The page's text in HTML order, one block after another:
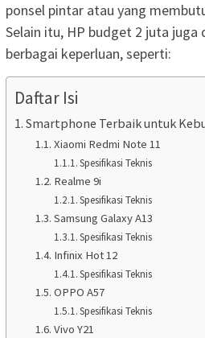
ponsel pintar atau yang
Selain itu, HP budget 2 juta
berbagai keperluan, seperti:
Daftar Isi
Smartphone Terbaik untuk
Xiaomi Redmi Note 11
Spesifikasi Teknis
Realme 9i
Spesifikasi Teknis
Samsung Galaxy A13
Spesifikasi Teknis
Infinix Hot 12
Spesifikasi Teknis
OPPO A57
Spesifikasi Teknis
Vivo Y21